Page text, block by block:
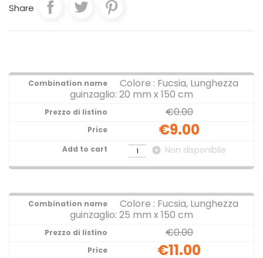
Share
Colore : Fucsia, Lunghezza
guinzaglio: 20 mm x 150 cm
€0.00
€9.00
add_circle Non disponibile
Colore : Fucsia, Lunghezza
guinzaglio: 25 mm x 150 cm
€0.00
€11.00